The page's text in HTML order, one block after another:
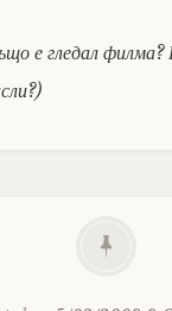
е гледал